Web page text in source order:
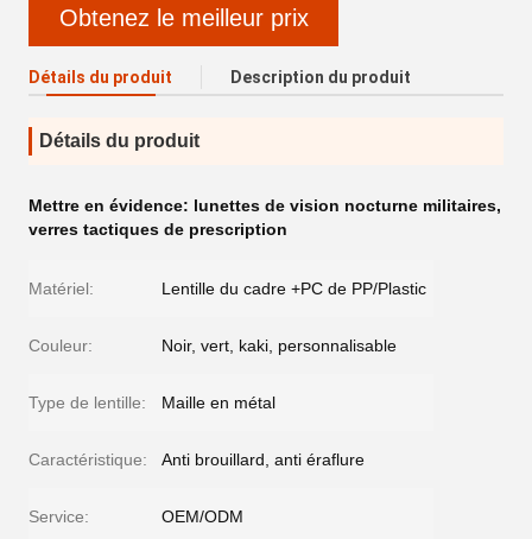
Obtenez le meilleur prix
Détails du produit Description du produit
Détails du produit
Mettre en évidence: lunettes de vision nocturne militaires,
verres tactiques de prescription
Matériel: Lentille du cadre +PC de PP/Plastic
Couleur: Noir, vert, kaki, personnalisable
Type de lentille: Maille en métal
Caractéristique: Anti brouillard, anti éraflure
Service: OEM/ODM